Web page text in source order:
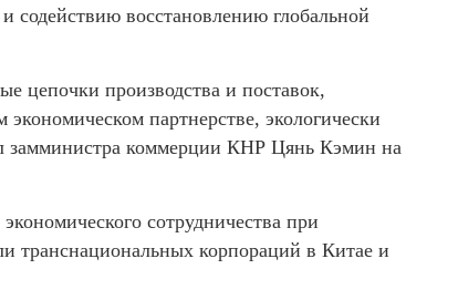
восстановлению глобальной
цепочки производства и поставок,
партнерстве, экологически
замминистра коммерции КНР Цянь Кэмин на
сотрудничества при
транснациональных корпораций в Китае и